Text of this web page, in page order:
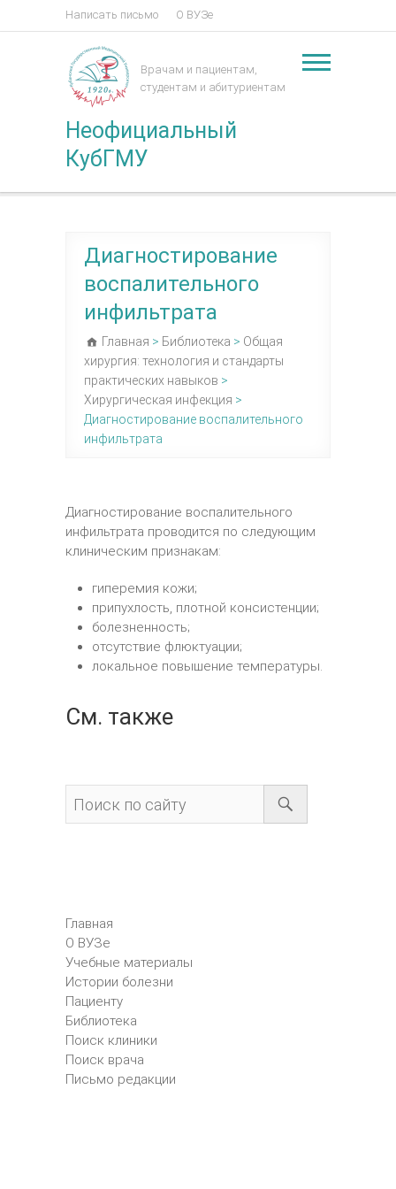
Написать письмо О ВУЗе
Неофициальный
КубГМУ
Врачам и пациентам,
студентам и абитуриентам
Диагностирование
воспалительного
инфильтрата
Главная > Библиотека > Общая
хирургия: технология и стандарты
практических навыков >
Хирургическая инфекция >
Диагностирование воспалительного
инфильтрата
Диагностирование воспалительного
инфильтрата проводится по следующим
клиническим признакам:
гиперемия кожи;
припухлость, плотной консистенции;
болезненность;
отсутствие флюктуации;
локальное повышение температуры.
См. также
Главная
О ВУЗе
Учебные материалы
Истории болезни
Пациенту
Библиотека
Поиск клиники
Поиск врача
Письмо редакции